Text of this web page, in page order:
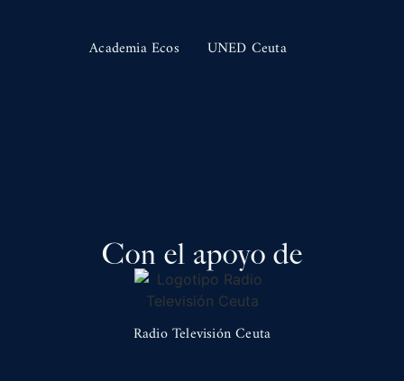
Academia Ecos UNED Ceuta
Con el apoyo de
Radio Televisión Ceuta